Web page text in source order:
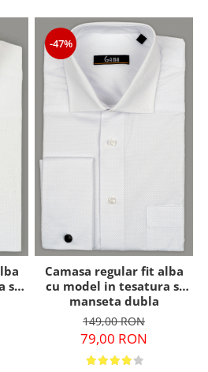
si
-47%
Camasa regular fit alba
cu model in tesatura si
manseta dubla
149,00 RON
79,00 RON